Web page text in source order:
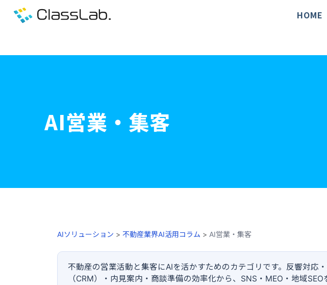
HOME
AI営業・集客
AIソリューション > 不動産業界AI活用コラム > AI営業・集客
不動産の営業活動と集客にAIを活かすためのカテゴリです。反響対応
（CRM）・内見案内・商談準備の効率化から、SNS・MEO・地域